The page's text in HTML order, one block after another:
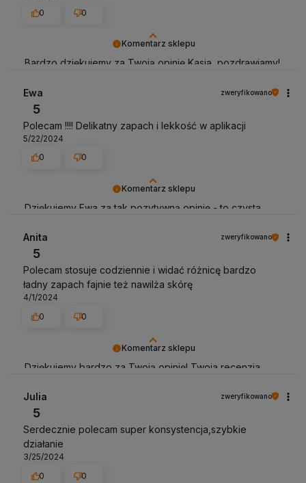
Komentarz sklepu
Bardzo dziękujemy za Twoją opinię Kasia, pozdrawiamy!
0
0
Komentarz sklepu
Dziękujemy Ewa za tak pozytywną opinię - to czysta
:)
Ewa zweryfikowano
5
Polecam !!!! Delikatny zapach i lekkość w aplikacji
5/22/2024
0
0
Komentarz sklepu
Dziękujemy bardzo za Twoją opinię! Twoja recenzja
właściwym torze :) Z pozdrowieniami, obsługa sklepu.
Anita zweryfikowano
5
Polecam stosuje codziennie i widać różnicę bardzo
ładny zapach fajnie też nawilża skórę
4/1/2024
0
0
Julia zweryfikowano
5
Serdecznie polecam super konsystencja,szybkie
działanie
3/25/2024
0
0